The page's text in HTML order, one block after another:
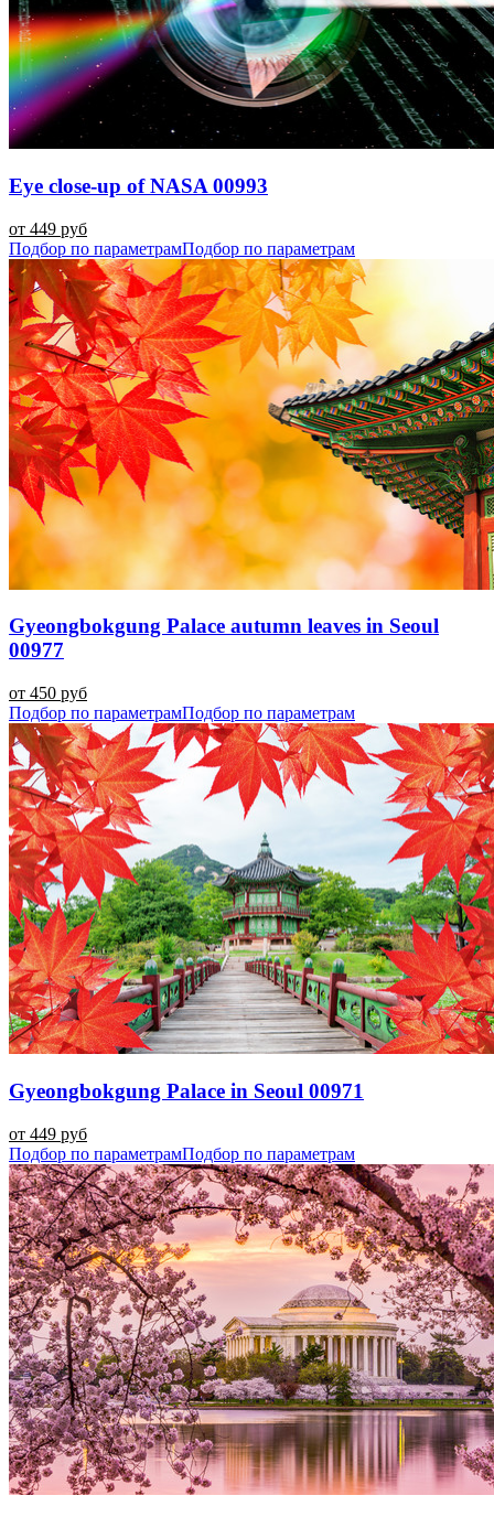
Eye close-up of NASA 00993
от 449 руб
Подбор по параметрамПодбор по параметрам
Gyeongbokgung Palace autumn leaves in Seoul
00977
от 450 руб
Подбор по параметрамПодбор по параметрам
Gyeongbokgung Palace in Seoul 00971
от 449 руб
Подбор по параметрамПодбор по параметрам